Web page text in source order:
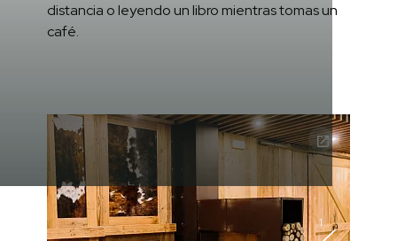
distancia o leyendo un libro mientras tomas un
café.
1